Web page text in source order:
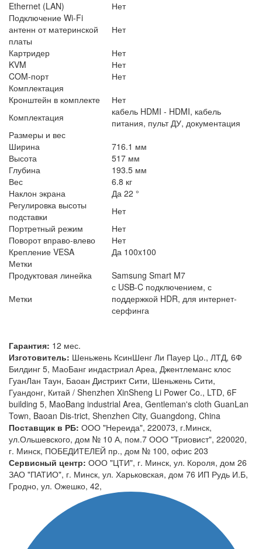
Ethernet (LAN)
Нет
Подключение Wi-Fi
антенн от материнской
платы
Нет
Картридер
Нет
KVM
Нет
COM-порт
Нет
Комплектация
Кронштейн в комплекте
Нет
Комплектация
кабель HDMI - HDMI, кабель
питания, пульт ДУ, документация
Размеры и вес
Ширина
716.1 мм
Высота
517 мм
Глубина
193.5 мм
Вес
6.8 кг
Наклон экрана
Да 22 °
Регулировка высоты
подставки
Нет
Портретный режим
Нет
Поворот вправо-влево
Нет
Крепление VESA
Да 100x100
Метки
Продуктовая линейка
Samsung Smart M7
Метки
с USB-C подключением, с
поддержкой HDR, для интернет-
серфинга
Гарантия: 12 мес.
Изготовитель: Шеньжень КсинШенг Ли Пауер Цо., ЛТД, 6Ф
Билдинг 5, МаоБанг индастриал Ареа, Джентлеманс клос
ГуанЛан Таун, Баоан Дистрикт Сити, Шеньжень Сити,
Гуандонг, Китай / Shenzhen XinSheng Li Power Co., LTD, 6F
building 5, MaoBang industrial Area, Gentleman's cloth GuanLan
Town, Baoan Dis-trict, Shenzhen City, Guangdong, China
Поставщик в РБ: ООО "Нереида", 220073, г.Минск,
ул.Ольшевского, дом № 10 А, пом.7 ООО "Триовист", 220020,
г. Минск, ПОБЕДИТЕЛЕЙ пр., дом № 100, офис 203
Сервисный центр: ООО "ЦТИ", г. Минск, ул. Короля, дом 26
ЗАО "ПАТИО", г. Минск, ул. Харьковская, дом 76 ИП Рудь И.Б,
Гродно, ул. Ожешко, 42,